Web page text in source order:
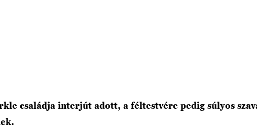
családja interjút adott, a féltestvére pedig súlyos